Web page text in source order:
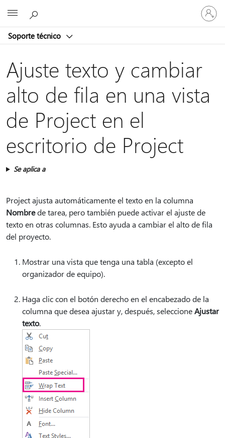
Soporte técnico
Iniciar
sesión
en
cuenta
Ajuste texto y cambiar
alto de fila en una vista
de Project en el
escritorio de Project
Se aplica a
Project ajusta automáticamente el texto en la columna
Nombrede tarea, pero también puede activar el ajuste de
texto en otras columnas. Esto ayuda a cambiar el alto de fila
del proyecto.
Mostrar una vista que tenga una tabla (excepto el
organizador de equipo).
Haga clic con el botón derecho en el encabezado de la
columna que desea ajustar y, después, seleccioneAjustar
texto.